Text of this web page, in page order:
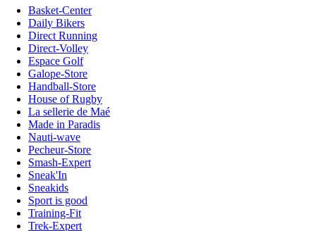
Basket-Center
Daily Bikers
Direct Running
Direct-Volley
Espace Golf
Galope-Store
Handball-Store
House of Rugby
La sellerie de Maé
Made in Paradis
Nauti-wave
Pecheur-Store
Smash-Expert
Sneak'In
Sneakids
Sport is good
Training-Fit
Trek-Expert